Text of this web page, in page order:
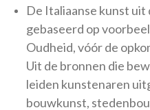
De Italiaanse kunst uit
gebaseerd op
Oudheid, vóór de
Uit de bronnen die
leiden kunstenaren
bouwkunst,